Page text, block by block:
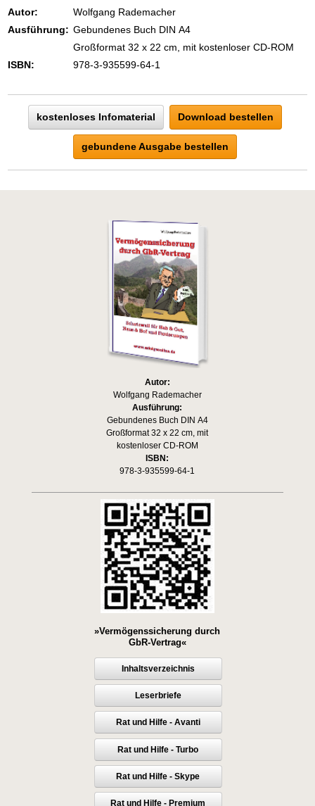
eins ist todsicher:
Zeigen Sie mit der Maus hierhin, um
Autor:
Wolfgang Rademacher
Ausführung: Gebundenes Buch DIN A4
Großformat 32 x 22 cm, mit kostenloser CD-ROM
ISBN:
978-3-935599-64-1
kostenloses Infomaterial Download bestellen
gebundene Ausgabe bestellen
Autor:
Wolfgang Rademacher
Ausführung:
Gebundenes Buch DIN A4
Großformat 32 x 22 cm, mit
kostenloser CD-ROM
ISBN:
978-3-935599-64-1
»Vermögenssicherung durch
GbR-Vertrag«
Inhaltsverzeichnis
Leserbriefe
Rat und Hilfe - Avanti
Rat und Hilfe - Turbo
Rat und Hilfe - Skype
Rat und Hilfe - Premium